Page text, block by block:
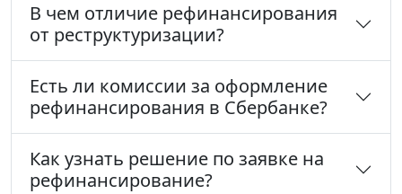
В чем отличие рефинансирования
от реструктуризации?
Есть ли комиссии за оформление
рефинансирования в Сбербанке?
Как узнать решение по заявке на
рефинансирование?